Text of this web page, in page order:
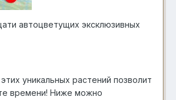
автоцветущих эксклюзивных
уникальных растений позволит
времени! Ниже можно